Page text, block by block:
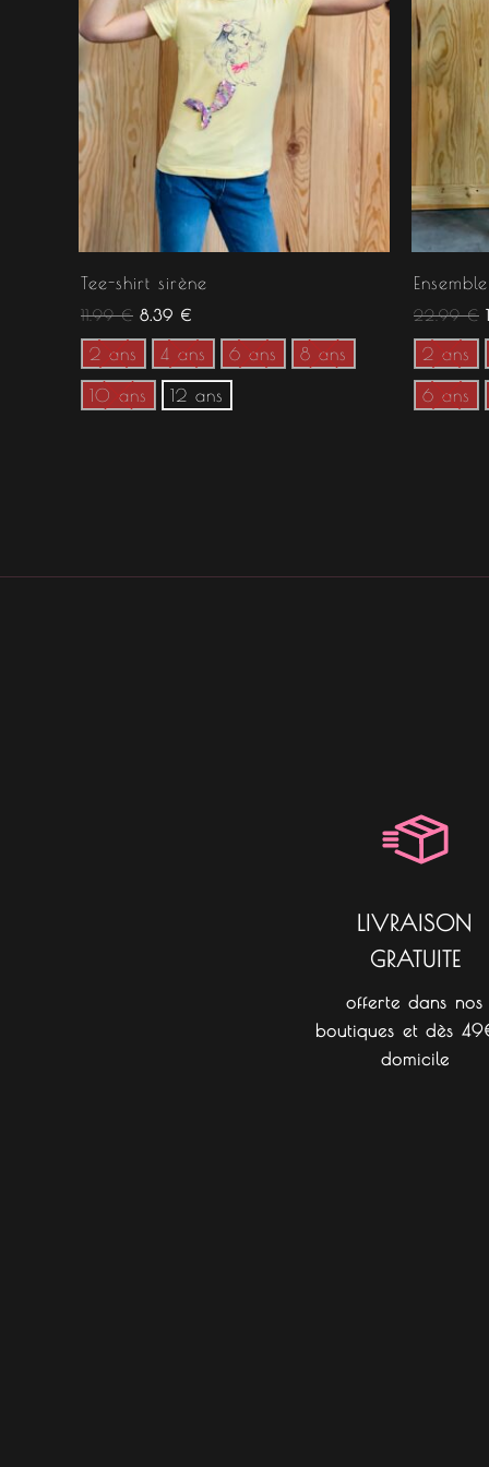
Tee-shirt sirène
11.99€ 8.39 €
2 ans 4 ans 6 ans 8 ans
10 ans 12 ans
22.99€
2 ans
6 ans
LIVRAISON
GRATUITE
offerte dans nos
boutiques et dès
domicile